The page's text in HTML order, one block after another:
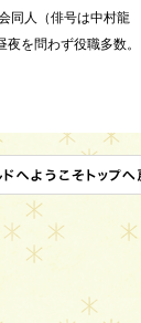
同人（俳号は中村龍
を問わず役職多数。